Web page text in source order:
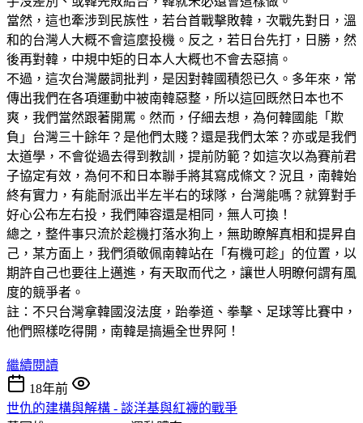
當然，這也牽涉到民族性，若台首戰擊敗韓，次戰先對日，溫
和的台灣人大概不會這麼投機。反之，若日台先打，日勝，然
後再對韓，中規中矩的日本人大概也不會去惡搞。
不過，這次台灣嚴詞批判，是因對韓國積怨已久。多年來，常
傳出我們在各項運動中被南韓惡整，所以這回既然日本也不
爽，我們當然跟著開罵。然而，仔細去想，為何韓國能「欺
負」台灣三十餘年？是他們太賤？還是我們太笨？亦或是我們
太道學，不會從過去得到教訓，提前防範？如這次以為賽前君
子協定有效，為何不和日本聯手將其寫成條文？況且，南韓始
終有實力，有能耐派出半左半右的球隊，台灣能嗎？就算對手
好心公布左右投，我們陣容還是相同，無人可換！
總之，整件事只流於趁機打落水狗上，無助瞭解真相和提昇自
己，某方面上，我們須敬佩南韓站在「有機可趁」的位置，以
期許自己也要往上邁進，有天取而代之，讓世人明瞭何謂有風
度的競爭者。
註：不只台灣拿韓國沒法度，跆拳道、拳擊、足球等比賽中，
他們照樣吃得開，南韓是搞遍全世界阿！
繼續閱讀
18年前
世仇的建構與解構 - 談洋基與紅襪的戰爭